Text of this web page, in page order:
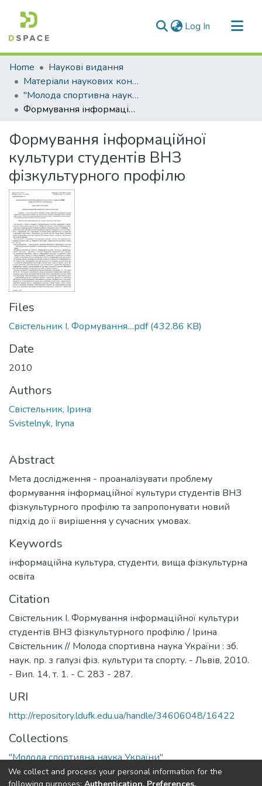
Log In (current)
Communities & Collections
All of DSpace
Statistics
Home
Наукові видання
Матеріали наукових конференцій
"Молода спортивна наука України"
Формування інформаційної культури студентів ВНЗ фізкультурного профілю
Формування інформаційної
культури студентів ВНЗ
фізкультурного профілю
Files
Свістельник І. Формування....pdf(432.86 KB)
Date
2010
Authors
Свістельник, Ірина
Svistelnyk, Iryna
Abstract
Мета дослідження - проаналізувати проблему
формування інформаційної культури студентів ВНЗ
фізкультурного профілю та запропонувати новий
підхід до її вирішення у сучасних умовах.
Keywords
інформаційна культура, студенти, вища фізкультурна
освіта
Citation
Свістельник І. Формування інформаційної культури
студентів ВНЗ фізкультурного профілю / Ірина
Свістельник // Молода спортивна наука України : зб.
наук. пр. з галузі фіз. культури та спорту. - Львів, 2010.
- Вип. 14, т. 1. - С. 283 - 287.
URI
http://repository.ldufk.edu.ua/handle/34606048/16422
Collections
"Молода спортивна наука України"
We collect and process your personal information for the